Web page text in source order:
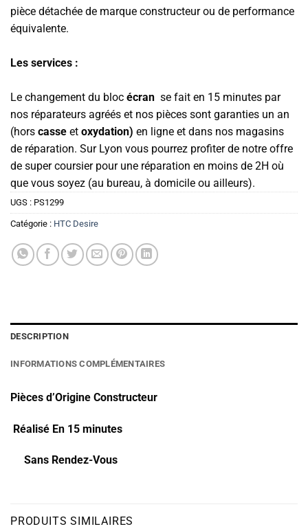
pièce détachée de marque constructeur ou de performance
équivalente.
Les services :
Le changement du bloc écran se fait en 15 minutes par
nos réparateurs agréés et nos pièces sont garanties un an
(hors casse et oxydation) en ligne et dans nos magasins
de réparation. Sur Lyon vous pourrez profiter de notre offre
de super coursier pour une réparation en moins de 2H où
que vous soyez (au bureau, à domicile ou ailleurs).
UGS : PS1299
Catégorie : HTC Desire
DESCRIPTION
INFORMATIONS COMPLÉMENTAIRES
Pièces d’Origine Constructeur
Réalisé En 15 minutes
Sans Rendez-Vous
PRODUITS SIMILAIRES